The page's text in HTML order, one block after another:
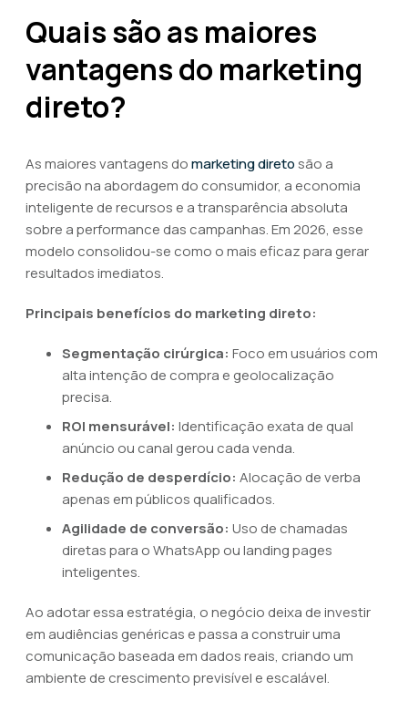
Quais são as maiores
vantagens do marketing
direto?
As maiores vantagens domarketing direto são a
precisão na abordagem do consumidor, a economia
inteligente de recursos e a transparência absoluta
sobre a performance das campanhas. Em 2026, esse
modelo consolidou-se como o mais eficaz para gerar
resultados imediatos.
Principais benefícios do marketing direto:
Segmentação cirúrgica: Foco em usuários com
alta intenção de compra e geolocalização
precisa.
ROI mensurável: Identificação exata de qual
anúncio ou canal gerou cada venda.
Redução de desperdício: Alocação de verba
apenas em públicos qualificados.
Agilidade de conversão: Uso de chamadas
diretas para o WhatsApp ou landing pages
inteligentes.
Ao adotar essa estratégia, o negócio deixa de investir
em audiências genéricas e passa a construir uma
comunicação baseada em dados reais, criando um
ambiente de crescimento previsível e escalável.